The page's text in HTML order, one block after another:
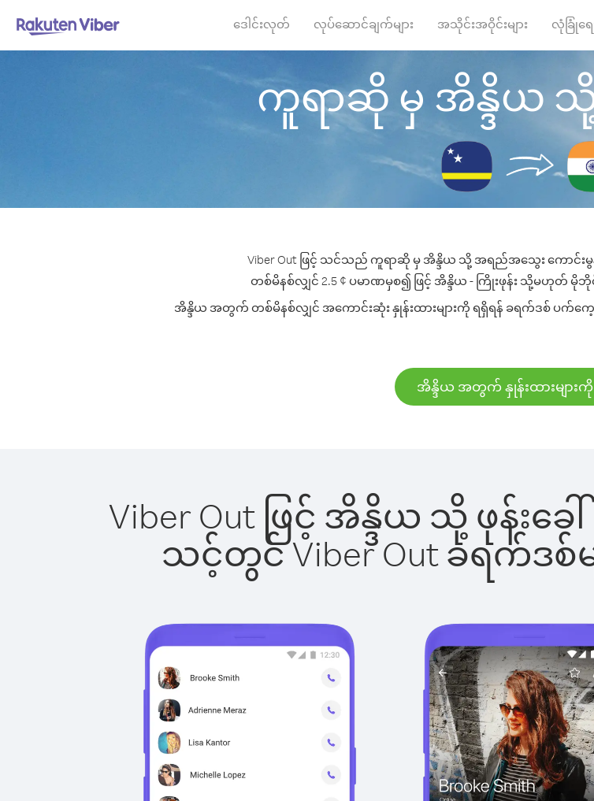
ဒေါင်းလုတ် လုပ်ဆောင်ချက်များ အသိုင်းအဝိုင်းများ လုံခြုံရေ
ကူရာဆို မှ အိန္ဒိယ သို့
Viber Out ဖြင့် သင်သည် ကူရာဆို မှ အိန္ဒိယ သို့ အရည်အသွေး ကောင်းမွ
တစ်မိနစ်လျှင် 2.5 ¢ ပမာဏမှစ၍ ဖြင့် အိန္ဒိယ - ကြိုးဖုန်း သို့မဟုတ် မို
အိန္ဒိယ အတွက် တစ်မိနစ်လျှင် အကောင်းဆုံး နှုန်းထားများကို ရရှိရန် ခရက်ဒစ် ပက်
အိန္ဒိယ အတွက် နှုန်းထားများကို
Viber Out ဖြင့် အိန္ဒိယ သို့ ဖုန်း
သင့်တွင် Viber Out ခရက်ဒစ်